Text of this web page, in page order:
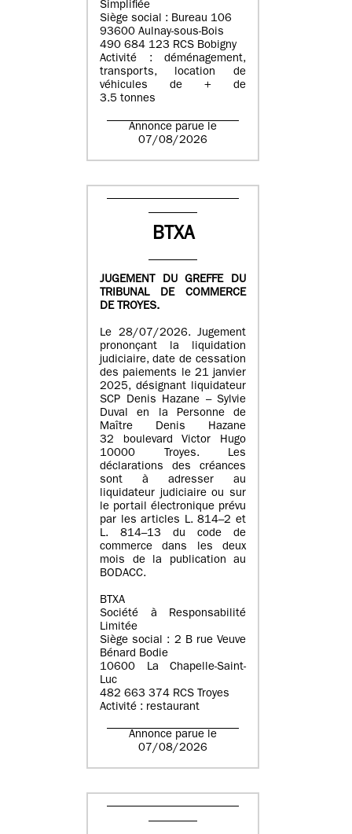
Simplifiée
Siège social : Bureau 106
93600 Aulnay-sous-Bois
490 684 123 RCS Bobigny
Activité : déménagement,
transports, location de
véhicules de + de
3.5 tonnes
Annonce parue le
07/08/2026
BTXA
JUGEMENT DU GREFFE DU
TRIBUNAL DE COMMERCE
DE TROYES.
Le 28/07/2026. Jugement
prononçant la liquidation
judiciaire, date de cessation
des paiements le 21 janvier
2025, désignant liquidateur
SCP Denis Hazane – Sylvie
Duval en la Personne de
Maître Denis Hazane
32 boulevard Victor Hugo
10000 Troyes. Les
déclarations des créances
sont à adresser au
liquidateur judiciaire ou sur
le portail électronique prévu
par les articles L. 814–2 et
L. 814–13 du code de
commerce dans les deux
mois de la publication au
BODACC.
BTXA
Société à Responsabilité
Limitée
Siège social : 2 B rue Veuve
Bénard Bodie
10600 La Chapelle-Saint-
Luc
482 663 374 RCS Troyes
Activité : restaurant
Annonce parue le
07/08/2026